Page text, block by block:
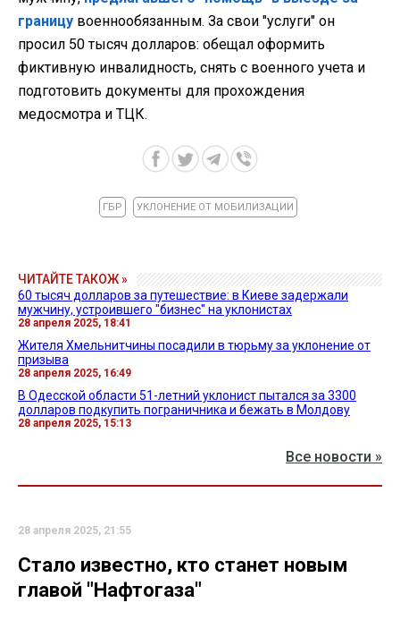
границу военнообязанным. За свои "услуги" он
просил 50 тысяч долларов: обещал оформить
фиктивную инвалидность, снять с военного учета и
подготовить документы для прохождения
медосмотра и ТЦК.
ГБР УКЛОНЕНИЕ ОТ МОБИЛИЗАЦИИ
ЧИТАЙТЕ ТАКОЖ »
60 тысяч долларов за путешествие: в Киеве задержали
мужчину, устроившего "бизнес" на уклонистах
28 апреля 2025, 18:41
Жителя Хмельнитчины посадили в тюрьму за уклонение от
призыва
28 апреля 2025, 16:49
В Одесской области 51-летний уклонист пытался за 3300
долларов подкупить пограничника и бежать в Молдову
28 апреля 2025, 15:13
Все новости »
28 апреля 2025, 21:55
Стало известно, кто станет новым
главой "Нафтогаза"